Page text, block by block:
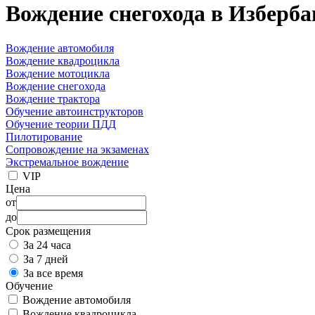
Вождение снегохода в
Вождение автомобиля
Вождение квадроцикла
Вождение мотоцикла
Вождение снегохода
Вождение трактора
Обучение автоинструкторов
Обучение теории ПДД
Пилотирование
Сопровождение на экзаменах
Экстремальное вождение
VIP
Цена
от
до
Срок размещения
За 24 часа
За 7 дней
За все время
Обучение
Вождение автомобиля